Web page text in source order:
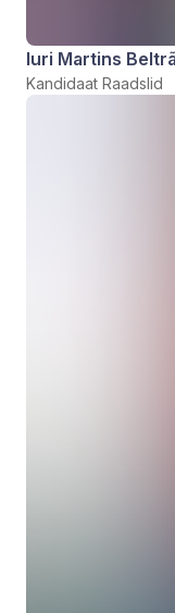
Iuri Martins
Kandidaat Raadslid